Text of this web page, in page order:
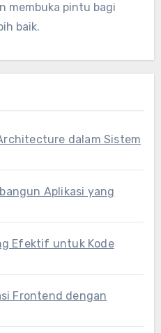
membuka pintu bagi
baik.
dalam Sistem
Aplikasi yang
Efektif untuk Kode
Frontend dengan